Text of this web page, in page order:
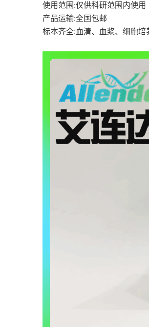
使用范围 :仅供科研范围内使用
产品运输:全国包邮
标本齐全:血清、血浆、细胞